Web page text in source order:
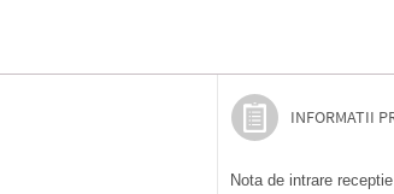
INFORMATII
Nota de intrare